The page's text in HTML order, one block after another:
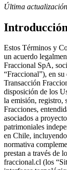
Última
Introducción
Estos Términos y
un acuerdo
Fraccional SpA,
“Fraccional”), en
Transacción
disposición de los
la emisión, registro,
Fracciones,
asociados a
patrimoniales
en Chile,
normativa
prestan a través de
fraccional.cl (los